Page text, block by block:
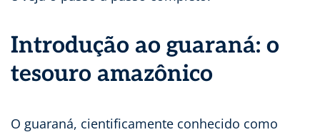
Introdução ao guaraná: o
tesouro amazônico
O guaraná, cientificamente conhecido como